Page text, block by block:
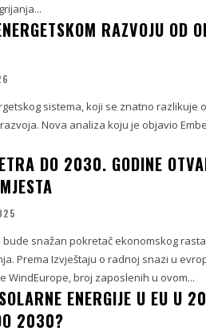
RAZVOJU OD
sistema, koji se znatno razlikuje
Nova analiza koju je objavio
DO 2030. GODINE
snažan pokretač ekonomskog
Prema Izvještaju o radnoj snazi u
WindEurope, broj zaposlenih u ovom...
ENERGIJE U EU U
2030?